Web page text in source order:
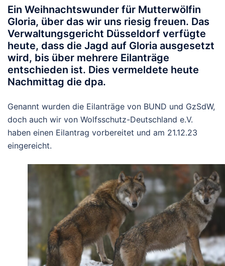
Ein Weihnachtswunder für Mutterwölfin
Gloria, über das wir uns riesig freuen. Das
Verwaltungsgericht Düsseldorf verfügte
heute, dass die Jagd auf Gloria ausgesetzt
wird, bis über mehrere Eilanträge
entschieden ist. Dies vermeldete heute
Nachmittag die dpa.
Genannt wurden die Eilanträge von BUND und GzSdW,
doch auch wir von Wolfsschutz-Deutschland e.V.
haben einen Eilantrag vorbereitet und am 21.12.23
eingereicht.